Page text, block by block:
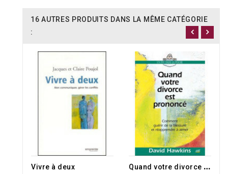
16 AUTRES PRODUITS DANS LA MÊME CATÉGORIE
:
Vivre à deux Q
uand votre divorce est prononcé